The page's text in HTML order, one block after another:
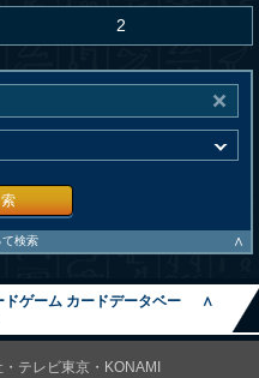
2
て検索 ∧
ゲーム カードデータベー
∧
テレビ東京・KONAMI